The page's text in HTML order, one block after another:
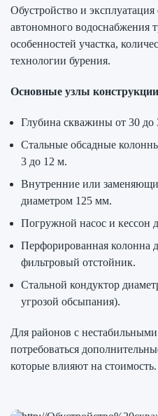
Обустройство и
автономного водоснабжения
особенностей участка,
технологии бурения.
Основные узлы
Глубина скважины от 30 до
Стальные обсадные
3 до 12 м.
Внутренние или
диаметром 125 мм.
Погружной насос и кессон
Перфорированная колонна
фильтровый отстойник.
Стальной кондуктор
угрозой обсыпания).
Для районов с
потребоваться
которые влияют на стоимость.